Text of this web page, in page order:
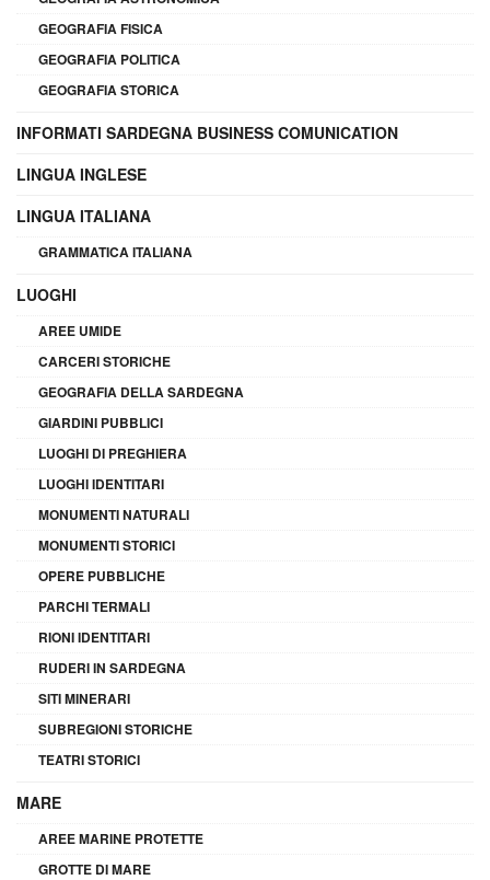
GEOGRAFIA FISICA
GEOGRAFIA POLITICA
GEOGRAFIA STORICA
INFORMATI SARDEGNA BUSINESS COMUNICATION
LINGUA INGLESE
LINGUA ITALIANA
GRAMMATICA ITALIANA
LUOGHI
AREE UMIDE
CARCERI STORICHE
GEOGRAFIA DELLA SARDEGNA
GIARDINI PUBBLICI
LUOGHI DI PREGHIERA
LUOGHI IDENTITARI
MONUMENTI NATURALI
MONUMENTI STORICI
OPERE PUBBLICHE
PARCHI TERMALI
RIONI IDENTITARI
RUDERI IN SARDEGNA
SITI MINERARI
SUBREGIONI STORICHE
TEATRI STORICI
MARE
AREE MARINE PROTETTE
GROTTE DI MARE